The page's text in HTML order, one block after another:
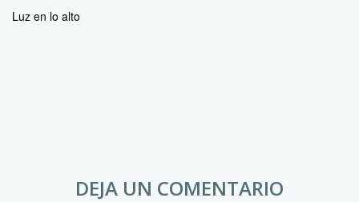
Luz en lo alto
DEJA UN COMENTARIO